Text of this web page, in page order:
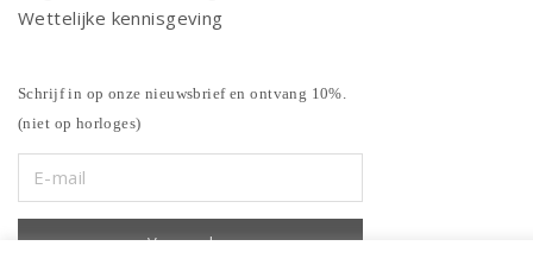
Wettelijke kennisgeving
Schrijf in op onze nieuwsbrief en ontvang 10%.
(niet op horloges)